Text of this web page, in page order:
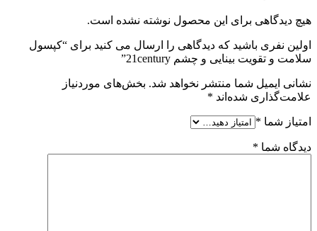
هیچ دیدگاهی برای این محصول نوشته نشده است.
اولین نفری باشید که دیدگاهی را ارسال می کنید برای “کپسول
سلامت و تقویت بینایی و چشم 21century”
نشانی ایمیل شما منتشر نخواهد شد. بخش‌های موردنیاز
علامت‌گذاری شده‌اند *
امتیاز شما *
دیدگاه شما *